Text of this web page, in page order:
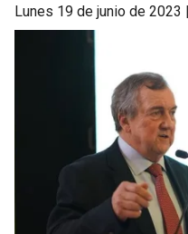
lunes 19 de junio de 2023